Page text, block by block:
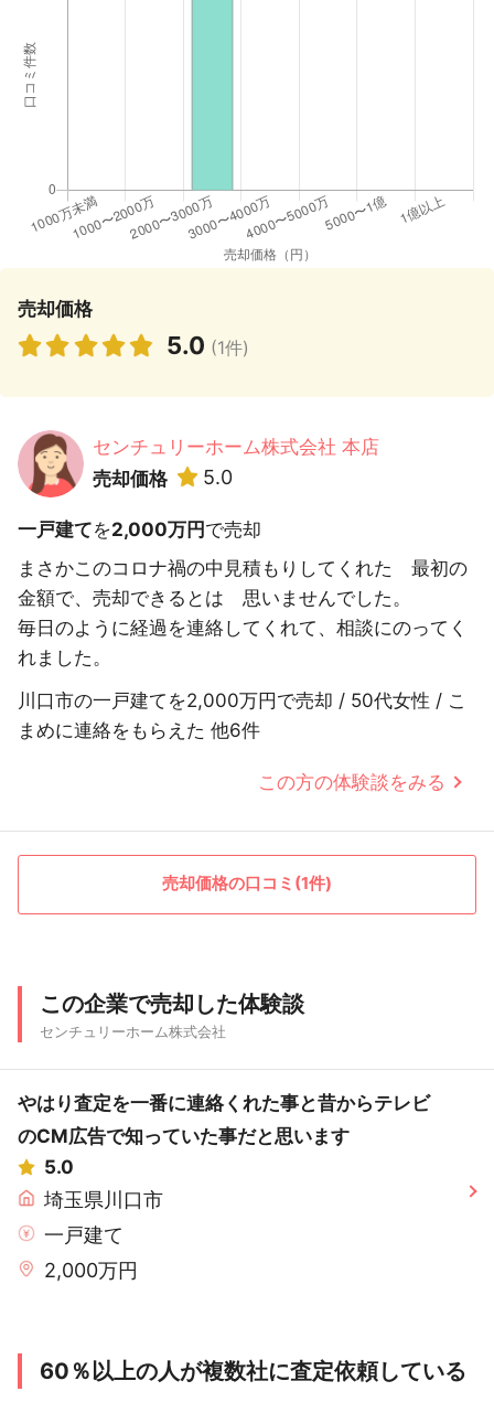
売却価格
5.0 (1件)
センチュリーホーム株式会社 本店
売却価格
5.0
一戸建てを2,000万円で売却
まさかこのコロナ禍の中見積もりしてくれた 最初の
金額で、売却できるとは 思いませんでした。
毎日のように経過を連絡してくれて、相談にのってく
れました。
川口市の一戸建てを2,000万円で売却 / 50代女性 / こ
まめに連絡をもらえた 他6件
この方の体験談をみる
売却価格の口コミ(1件)
この企業で売却した体験談
センチュリーホーム株式会社
やはり査定を一番に連絡くれた事と昔からテレビ
のCM広告で知っていた事だと思います
5.0
埼玉県川口市
一戸建て
2,000万円
60％以上の人が複数社に査定依頼している